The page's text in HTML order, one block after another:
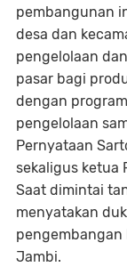
pembangunan
desa dan
pengelolaan
pasar bagi
dengan
pengelolaan
Pernyataan
sekaligus ketua
Saat dimintai
menyatakan
pengembangan
Jambi.